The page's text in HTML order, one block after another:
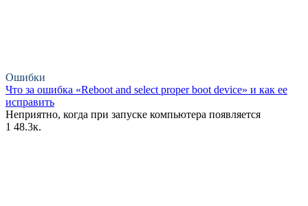
Ошибки
Что за ошибка «Reboot and select proper boot device» и как ее
исправить
Неприятно, когда при запуске компьютера появляется
1 48.3к.